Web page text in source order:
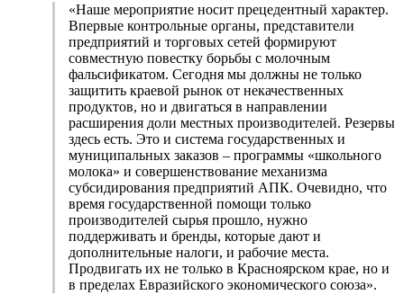
«Наше мероприятие носит прецедентный характер.
Впервые контрольные органы, представители
предприятий и торговых сетей формируют
совместную повестку борьбы с молочным
фальсификатом. Сегодня мы должны не только
защитить краевой рынок от некачественных
продуктов, но и двигаться в направлении
расширения доли местных производителей. Резервы
здесь есть. Это и система государственных и
муниципальных заказов – программы «школьного
молока» и совершенствование механизма
субсидирования предприятий АПК. Очевидно, что
время государственной помощи только
производителей сырья прошло, нужно
поддерживать и бренды, которые дают и
дополнительные налоги, и рабочие места.
Продвигать их не только в Красноярском крае, но и
в пределах Евразийского экономического союза».